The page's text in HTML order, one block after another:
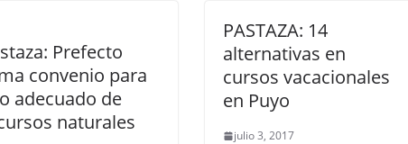
Prefecto
convenio para
adecuado de
naturales
PASTAZA: 14
alternativas en
cursos vacacionales
en Puyo
julio 3, 2017